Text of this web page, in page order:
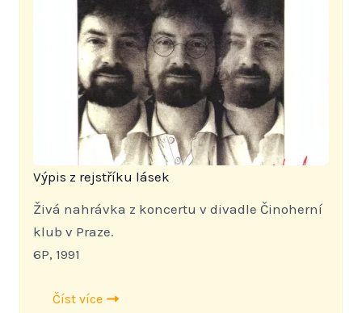
Výpis z rejstříku lásek
Živá nahrávka z koncertu v divadle Činoherní
klub v Praze.
6P, 1991
Číst více